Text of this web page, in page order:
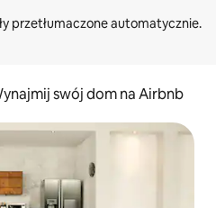
swój dom na Airbnb